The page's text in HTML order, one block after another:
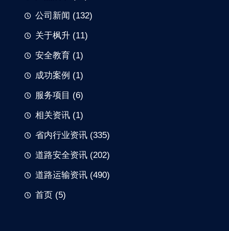
公司新闻 (132)
关于枫升 (11)
安全教育 (1)
成功案例 (1)
服务项目 (6)
相关资讯 (1)
省内行业资讯 (335)
道路安全资讯 (202)
道路运输资讯 (490)
首页 (5)